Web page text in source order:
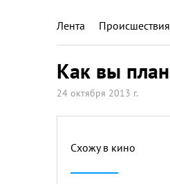
Лента Происшествия
Как вы
24 октября 2013 г.
Схожу в кино